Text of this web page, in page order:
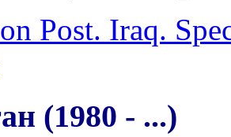
Post. Iraq.
(1980 - ...)